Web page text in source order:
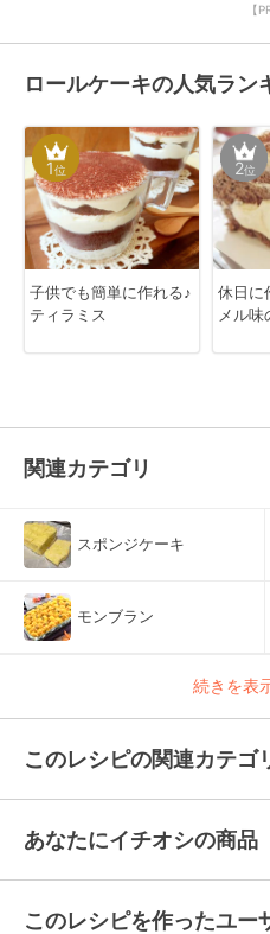
【
ロールケーキの人気ラン
1位
子供でも簡単に作れる♪
ティラミス
2位
休日に
メル味
関連カテゴリ
スポンジケーキ
モンブラン
続きを表
このレシピの関連カテゴ
あなたにイチオシの商品
このレシピを作ったユー